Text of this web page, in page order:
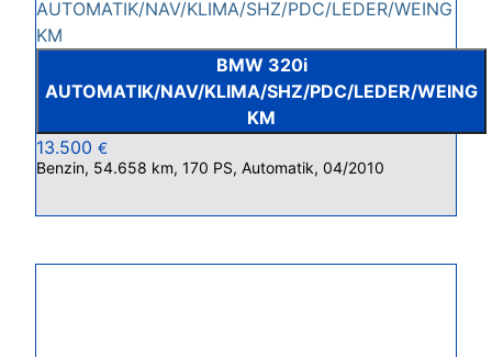
BMW 320i
AUTOMATIK/NAV/KLIMA/SHZ/PDC/LEDER/WEING
KM
13.500 €
Benzin, 54.658 km, 170 PS, Automatik, 04/2010